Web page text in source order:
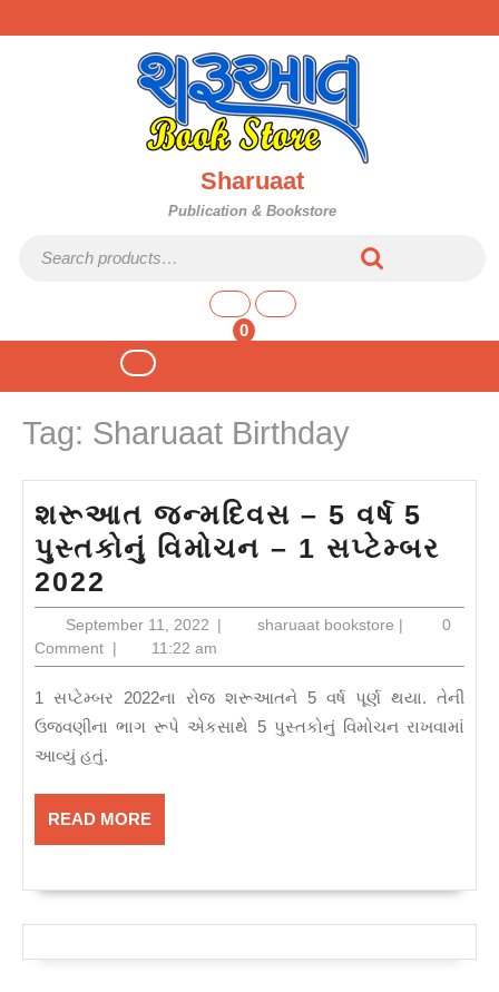
to
Sharuaat
Publication & Bookstore
0
shopping
Open
Button
Tag: Sharuaat Birthday
શરૂઆત જન્મદિવસ – 5 વર્ષ 5
પુસ્તકોનું વિમોચન – 1 સપ્ટેમ્બર
2022
જન્મદિવસ
–
વર્ષ
વિમોચન
–
September 11, 2022September
11,
2022
| sharuaat bookstoresharuaat
|
0
Comment | 11:22 am
1 સપ્ટેમ્બર 2022ના રોજ શરૂઆતને 5 વર્ષ પૂર્ણ થયા. તેની
ઉજવણીના ભાગ રૂપે એકસાથે 5 પુસ્તકોનું વિમોચન રાખવામાં
આવ્યું હતું.
READ MOREREAD
MORE